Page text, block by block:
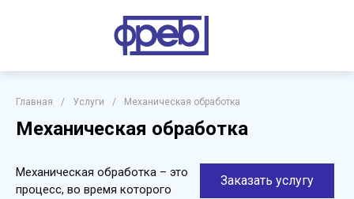
Главная / Услуги / Механическая обработка
Механическая обработка
Механическая обработка – это
процесс, во время которого
Заказать услугу